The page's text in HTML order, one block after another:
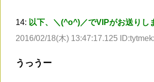
14: 以下、＼(^o^)／でVIPがお送りし
2016/02/18(木) 13:47:17.125
うっうー